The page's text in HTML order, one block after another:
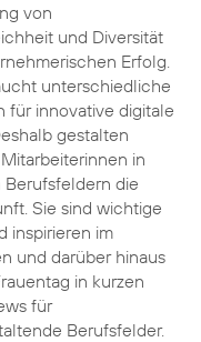
von
und Diversität
Erfolg.
unterschiedliche
für innovative digitale
gestalten
in
die
Sie sind wichtige
inspirieren im
und darüber hinaus
in kurzen
für
Berufsfelder.